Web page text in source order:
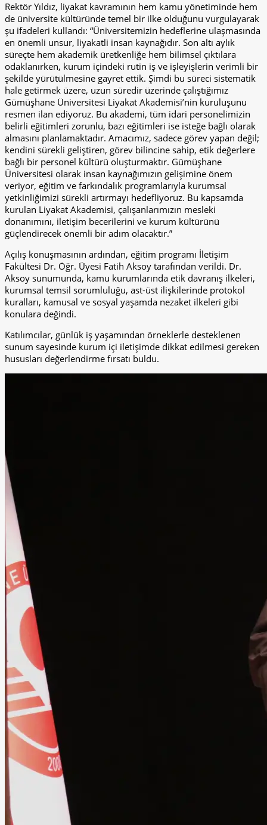
Rektör Yıldız, liyakat kavramının hem kamu yönetiminde hem
de üniversite kültüründe temel bir ilke olduğunu vurgulayarak
şu ifadeleri kullandı: “Üniversitemizin hedeflerine ulaşmasında
en önemli unsur, liyakatli insan kaynağıdır. Son altı aylık
süreçte hem akademik üretkenliğe hem bilimsel çıktılara
odaklanırken, kurum içindeki rutin iş ve işleyişlerin verimli bir
şekilde yürütülmesine gayret ettik. Şimdi bu süreci sistematik
hale getirmek üzere, uzun süredir üzerinde çalıştığımız
Gümüşhane Üniversitesi Liyakat Akademisi’nin kuruluşunu
resmen ilan ediyoruz. Bu akademi, tüm idari personelimizin
belirli eğitimleri zorunlu, bazı eğitimleri ise isteğe bağlı olarak
almasını planlamaktadır. Amacımız, sadece görev yapan değil;
kendini sürekli geliştiren, görev bilincine sahip, etik değerlere
bağlı bir personel kültürü oluşturmaktır. Gümüşhane
Üniversitesi olarak insan kaynağımızın gelişimine önem
veriyor, eğitim ve farkındalık programlarıyla kurumsal
yetkinliğimizi sürekli artırmayı hedefliyoruz. Bu kapsamda
kurulan Liyakat Akademisi, çalışanlarımızın mesleki
donanımını, iletişim becerilerini ve kurum kültürünü
güçlendirecek önemli bir adım olacaktır.”
Açılış konuşmasının ardından, eğitim programı İletişim
Fakültesi Dr. Öğr. Üyesi Fatih Aksoy tarafından verildi. Dr.
Aksoy sunumunda, kamu kurumlarında etik davranış ilkeleri,
kurumsal temsil sorumluluğu, ast-üst ilişkilerinde protokol
kuralları, kamusal ve sosyal yaşamda nezaket ilkeleri gibi
konulara değindi.
Katılımcılar, günlük iş yaşamından örneklerle desteklenen
sunum sayesinde kurum içi iletişimde dikkat edilmesi gereken
hususları değerlendirme fırsatı buldu.